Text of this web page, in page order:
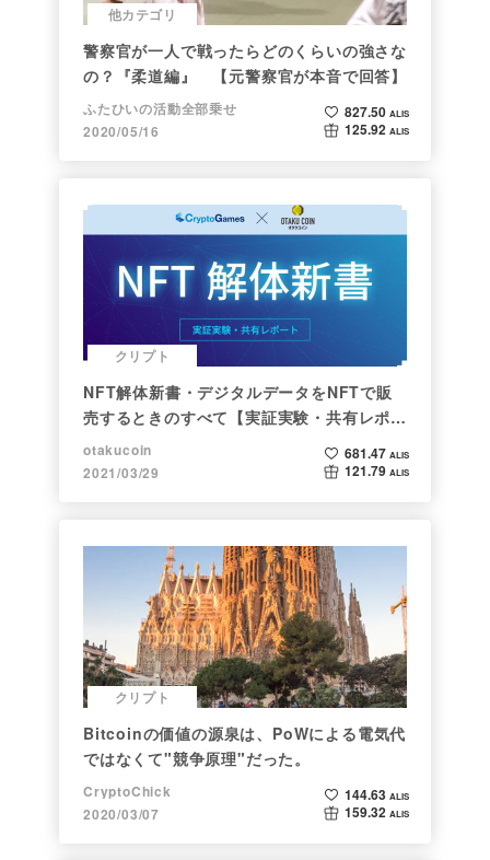
他カテゴリ
警察官が一人で戦ったらどのくらいの強さな
の？『柔道編』 【元警察官が本音で回答】
ふたひいの活動全部乗せ
2020/05/16
827.50 ALIS
125.92 ALIS
クリプト
NFT解体新書・デジタルデータをNFTで販
売するときのすべて【実証実験・共有レポー
ト】
otakucoin
2021/03/29
681.47 ALIS
121.79 ALIS
クリプト
Bitcoinの価値の源泉は、PoWによる電気代
ではなくて"競争原理"だった。
CryptoChick
2020/03/07
144.63 ALIS
159.32 ALIS